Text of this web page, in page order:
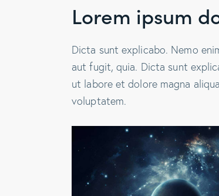
Lorem ipsum
Dicta sunt explicabo. Nemo
aut fugit, quia. Dicta sunt
ut labore et dolore magna
voluptatem.